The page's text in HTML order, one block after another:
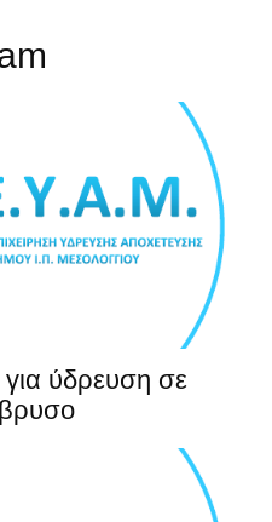
ύδρευση σε